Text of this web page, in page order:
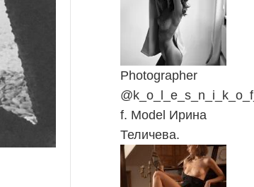
Photographer
@k_o_l_e_s_n_i_k_o_f_
f. Model Ирина
Теличева.